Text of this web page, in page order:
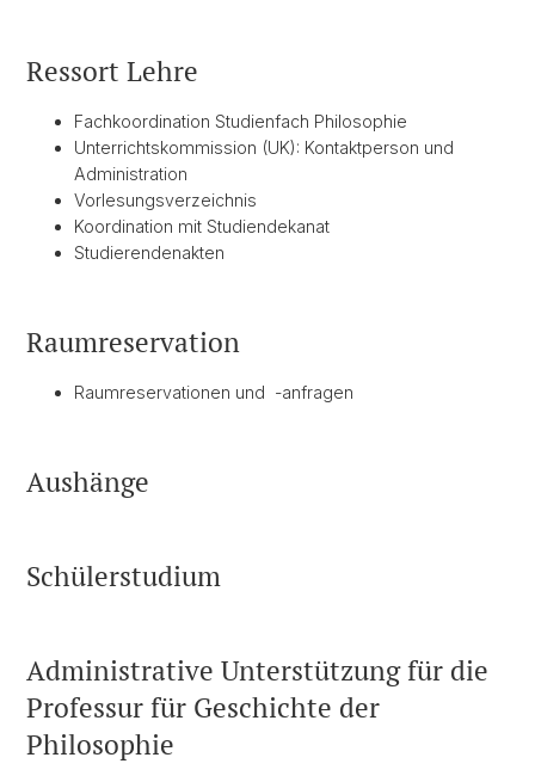
Ressort Lehre
Fachkoordination Studienfach Philosophie
Unterrichtskommission (UK): Kontaktperson und
Administration
Vorlesungsverzeichnis
Koordination mit Studiendekanat
Studierendenakten
Raumreservation
Raumreservationen und -anfragen
Aushänge
Schülerstudium
Administrative Unterstützung für die
Professur für Geschichte der
Philosophie